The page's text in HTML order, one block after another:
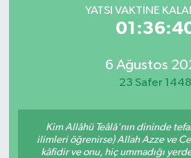
YATSI VAKTINE
6 Ağustos
23 Safer 1448
Kim Allâhü Teâlâ'nın dininde
ilimleri öğrenirse) Allah Azze ve
kâfidir ve onu, hiç ummadığı
Son Dakika Haberleri